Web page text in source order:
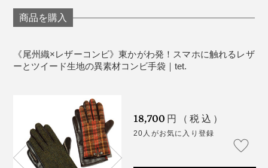
くて快適です。
レザーとツイード生地では、目の細かさや伸縮性が異な
るため、縫い代をそれぞれ変え、ズレないように力加減
ため、縫い直しのできない一発勝負です。
さい。型崩れを防ぐ効果があり、長持ちします。
をなでたり、揉んだりする程度でも適度な油分を補
給できます。それでも表面がカサついてしまった場
リームとの相性、革の特性上、シミができる恐れが
ありますので、まずは目立たないところで試し塗り
をされることをおすすめします。
※本製品は天然皮革を使用しております。現在の皮革染色技術では、
摩擦・水による多少の脱色は避けられません。濃色品の場合、使用上
の摩擦により他のものへ色移りする場合がありますのでご注意くださ
商品を購入
《尾州織×レザーコンビ》東かがわ発！スマホに触れるレザ
ーとツイード生地の異素材コンビ手袋｜tet.
18,700 円（税込）
20人がお気に入り登録